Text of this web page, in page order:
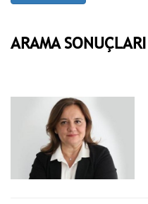
ARAMA SONUÇLARI